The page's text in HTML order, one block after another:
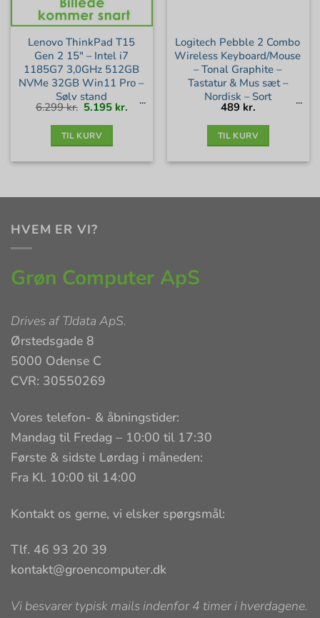
Lenovo ThinkPad T15
Gen 2 15″ – Intel i7
1185G7 3,0GHz 512GB
NVMe 32GB Win11 Pro –
Sølv stand
6.299kr. Den
oprindelige
pris
5.195 kr. Den
TIL KURV
Logitech Pebble 2 Combo
Wireless Keyboard/Mouse
– Tonal Graphite –
Tastatur & Mus sæt –
Nordisk – Sort
489 kr.
TIL KURV
HVEM ER VI?
Grøn Computer ApS
Drives afTJdata ApS.
Ørstedsgade 8
5000 Odense C
CVR: 30550269
Vores telefon- & åbningstider:
Mandag til Fredag – 10:00 til 17:30
Første & sidste Lørdag i måneden:
Fra Kl. 10:00 til 14:00
Kontakt os gerne, vi elsker spørgsmål:
Tlf. 46 93 20 39
kontakt@groencomputer.dk
Vi besvarer typisk mails indenfor 4 timer i hverdagene.